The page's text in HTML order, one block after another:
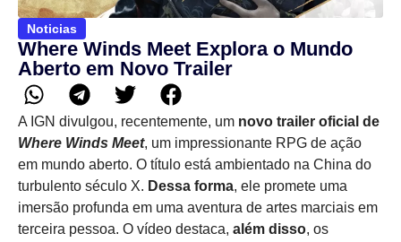
Noticias
Where Winds Meet Explora o Mundo
Aberto em Novo Trailer
A IGN divulgou, recentemente, um novo trailer oficial de
Where Winds Meet, um impressionante RPG de ação
em mundo aberto. O título está ambientado na China do
turbulento século X. Dessa forma, ele promete uma
imersão profunda em uma aventura de artes marciais em
terceira pessoa. O vídeo destaca, além disso, os